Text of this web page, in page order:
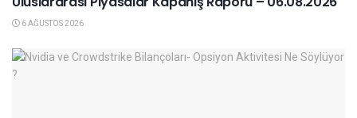
6 AĞUSTOS 2026